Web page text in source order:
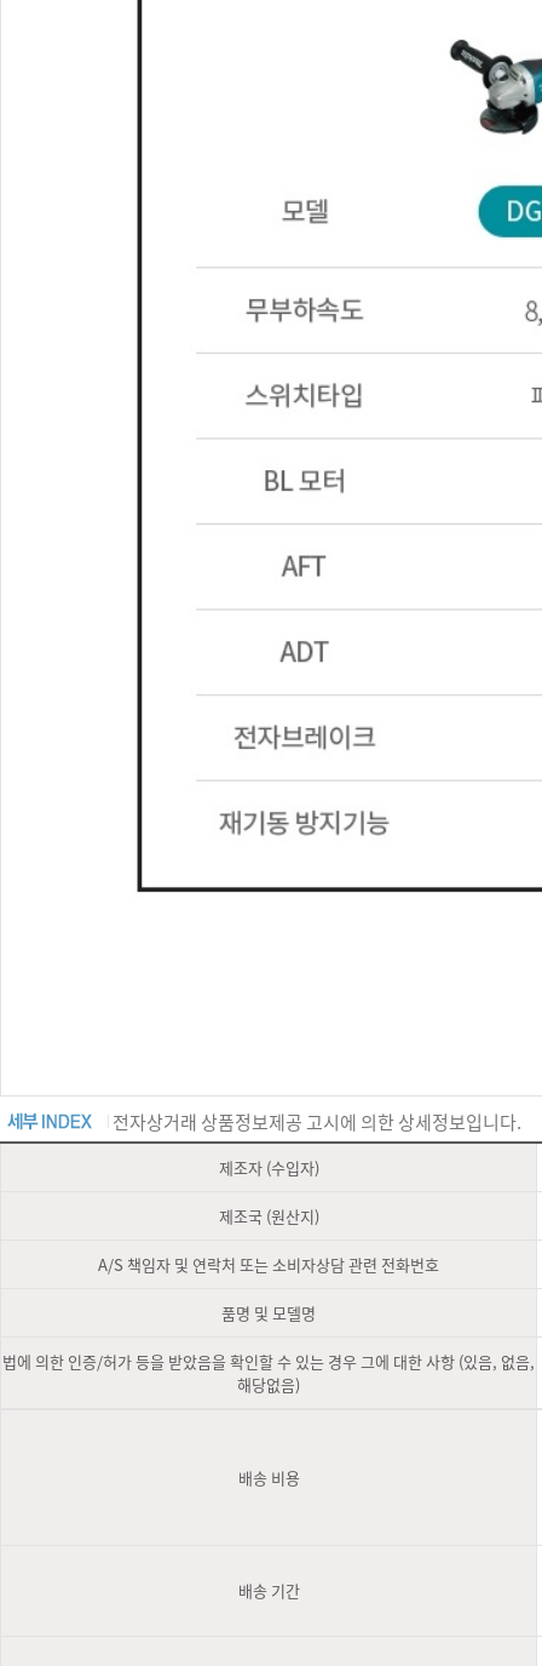
전자상거래 상품정보제공 고시에 의한 상세정보입니다.
제조자 (수입자)
제조국 (원산지)
A/S 책임자 및 연락처 또는 소비자상담 관련 전화번호
품명 및 모델명
법에 의한 인증/허가 등을 받았음을 확인할 수 있는 경우 그에 대한 사항 (있음, 없음,
해당없음)
배송 비용
배송 기간